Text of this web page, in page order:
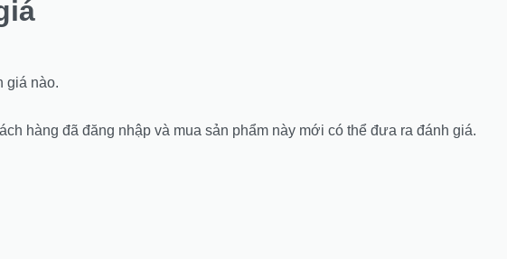
giá nào.
hàng đã đăng nhập và mua sản phẩm này mới có thể đưa ra đánh giá.